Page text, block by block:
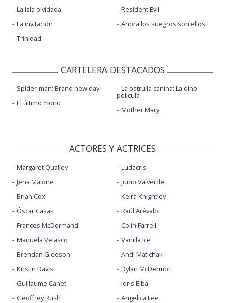
La isla olvidada
La invitación
Trinidad
Resident Evil
Ahora los suegros son ellos
CARTELERA DESTACADOS
Spider-man: Brand new day
El último mono
La patrulla canina: La dino
película
Mother Mary
ACTORES Y ACTRICES
Margaret Qualley
Jena Malone
Brian Cox
Óscar Casas
Frances McDormand
Manuela Velasco
Brendan Gleeson
Kristin Davis
Guillaume Canet
Geoffrey Rush
Ludacris
Junio Valverde
Keira Knightley
Raúl Arévalo
Colin Farrell
Vanilla Ice
Andi Matichak
Dylan McDermott
Idris Elba
Angelica Lee